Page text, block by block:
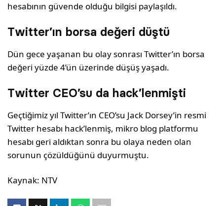
hesabının güvende olduğu bilgisi paylaşıldı.
Twitter’ın borsa değeri düştü
Dün gece yaşanan bu olay sonrası Twitter’ın borsa
değeri yüzde 4’ün üzerinde düşüş yaşadı.
Twitter CEO’su da hack’lenmişti
Geçtiğimiz yıl Twitter’ın CEO’su Jack Dorsey’in resmi
Twitter hesabı hack’lenmiş, mikro blog platformu
hesabı geri aldıktan sonra bu olaya neden olan
sorunun çözüldüğünü duyurmuştu.
Kaynak: NTV